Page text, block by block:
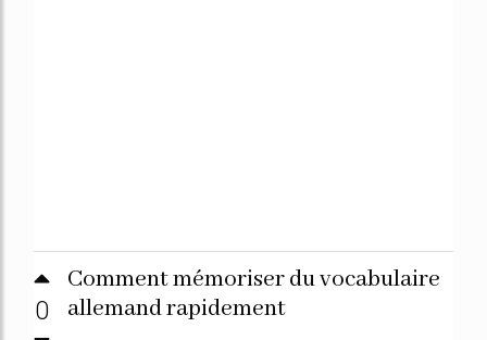
0
Comment mémoriser du vocabulaire
allemand rapidement